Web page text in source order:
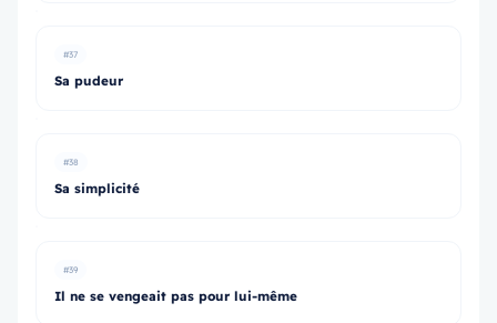
#37
Sa pudeur
#38
Sa simplicité
#39
Il ne se vengeait pas pour lui-même